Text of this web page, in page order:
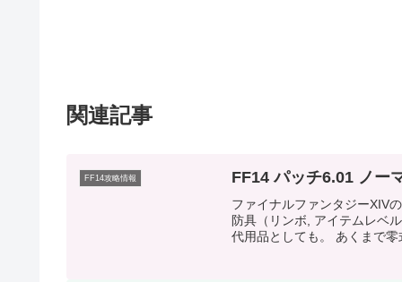
関連記事
FF14攻略情報 FF14 パッチ6.01 ノー
ファイナルファンタジーXIV
防具（リンボ, アイテムレベ
代用品としても。 あくまで